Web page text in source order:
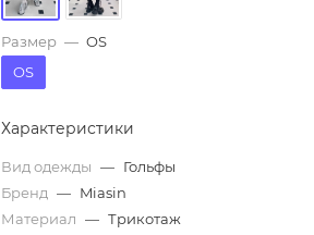
Размер — OS
OS
Характеристики
Вид одежды — Гольфы
Бренд — Miasin
Материал — Трикотаж